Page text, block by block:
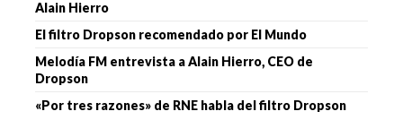
Alain Hierro
El filtro Dropson recomendado por El Mundo
Melodía FM entrevista a Alain Hierro, CEO de
Dropson
«Por tres razones» de RNE habla del filtro Dropson